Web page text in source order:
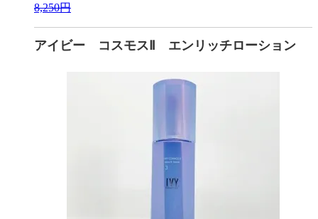
8,250円
アイビー コスモスⅡ エンリッチローション